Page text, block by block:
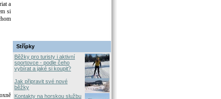
a
si
Střípky
Běžky pro turisty i aktivní
sportovce - podle čeho
vybírat a jaké si koupit?
Jak připravit své nové
běžky
Kontakty na horskou službu